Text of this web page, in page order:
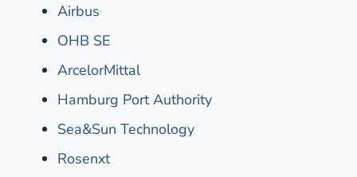
Airbus
OHB SE
ArcelorMittal
Hamburg Port Authority
Sea&Sun Technology
Rosenxt